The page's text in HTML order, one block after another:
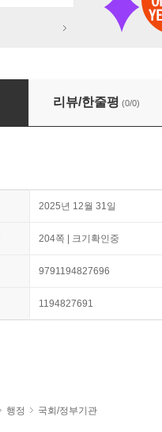
조 생태계 고도화 전략 연구
리뷰/한줄평 (0/0)
2025년 12월 31일
204쪽 | 크기확인중
9791194827696
1194827691
행정 국회/정부기관